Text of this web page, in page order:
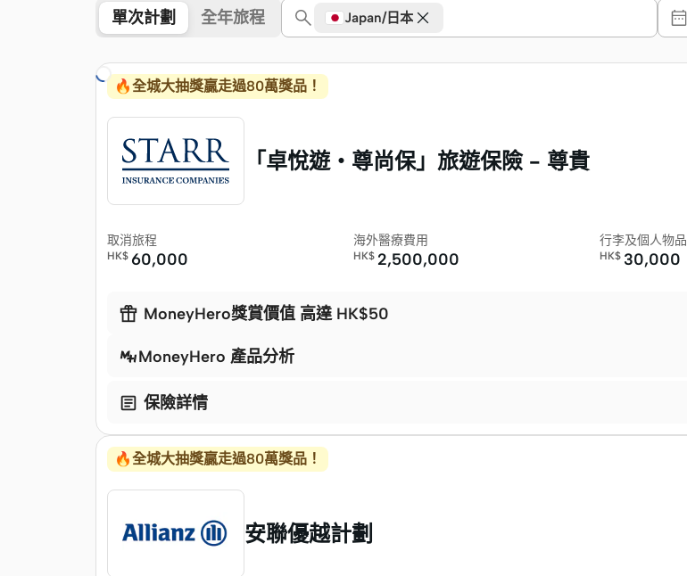
單次計劃 全年旅程 Japan/日本
繼續搜尋中…
🔥全城大抽獎贏走過80萬獎品！
「卓悅遊・尊尚保」旅遊保險 - 尊貴
取消旅程
HK$ 60,000
海外醫療費用
HK$ 2,500,000
行李及個人物品
HK$ 30,000
 MoneyHero獎賞價值 高達 HK$50
MoneyHero 產品分析
 保險詳情
🔥全城大抽獎贏走過80萬獎品！
安聯優越計劃